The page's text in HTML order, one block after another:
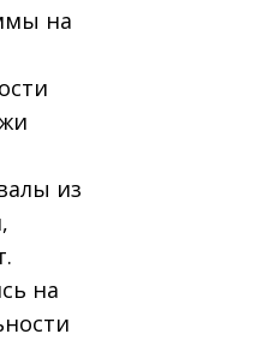
на
из
на